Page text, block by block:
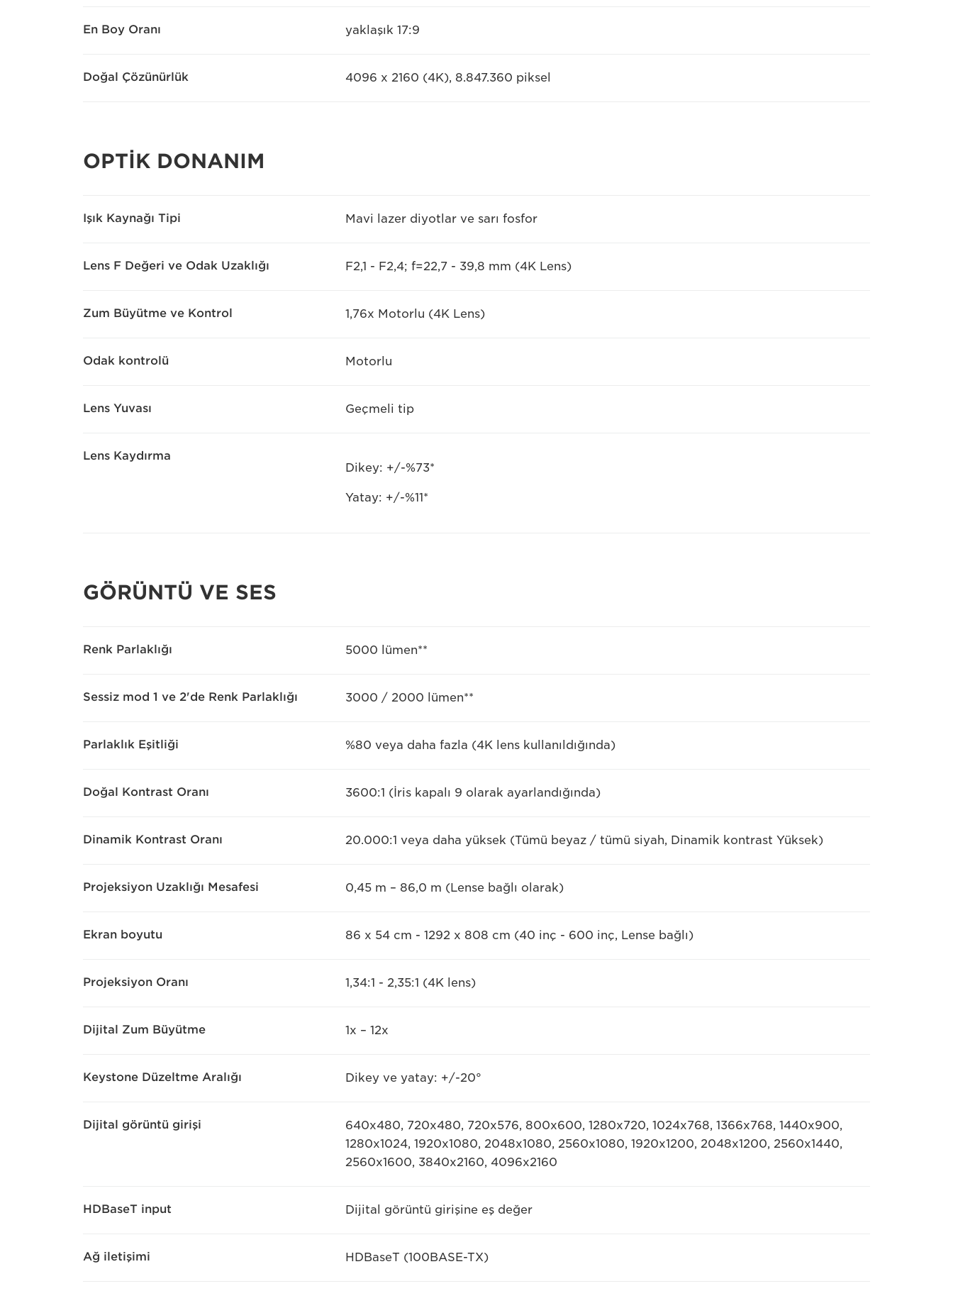
En Boy Oranı yaklaşık 17:9
Doğal Çözünürlük 4096 x 2160 (4K), 8.847.360 piksel
OPTİK DONANIM
Işık Kaynağı Tipi Mavi lazer diyotlar ve sarı fosfor
Lens F Değeri ve Odak Uzaklığı F2,1 - F2,4; f=22,7 - 39,8 mm (4K Lens)
Zum Büyütme ve Kontrol 1,76x Motorlu (4K Lens)
Odak kontrolü Motorlu
Lens Yuvası Geçmeli tip
Lens Kaydırma
Dikey: +/-%73*
Yatay: +/-%11*
GÖRÜNTÜ VE SES
Renk Parlaklığı 5000 lümen**
Sessiz mod 1 ve 2'de Renk Parlaklığı 3000 / 2000 lümen**
Parlaklık Eşitliği %80 veya daha fazla (4K lens kullanıldığında)
Doğal Kontrast Oranı 3600:1 (İris kapalı 9 olarak ayarlandığında)
Dinamik Kontrast Oranı 20.000:1 veya daha yüksek (Tümü beyaz / tümü siyah, Dinamik kontrast Yüksek)
Projeksiyon Uzaklığı Mesafesi 0,45 m – 86,0 m (Lense bağlı olarak)
Ekran boyutu 86 x 54 cm - 1292 x 808 cm (40 inç - 600 inç, Lense bağlı)
Projeksiyon Oranı 1,34:1 - 2,35:1 (4K lens)
Dijital Zum Büyütme 1x – 12x
Keystone Düzeltme Aralığı Dikey ve yatay: +/-20°
Dijital görüntü girişi
640x480, 720x480, 720x576, 800x600, 1280x720, 1024x768, 1366x768, 1440x900,
1280x1024, 1920x1080, 2048x1080, 2560x1080, 1920x1200, 2048x1200, 2560x1440,
2560x1600, 3840x2160, 4096x2160
HDBaseT input Dijital görüntü girişine eş değer
Ağ iletişimi HDBaseT (100BASE-TX)